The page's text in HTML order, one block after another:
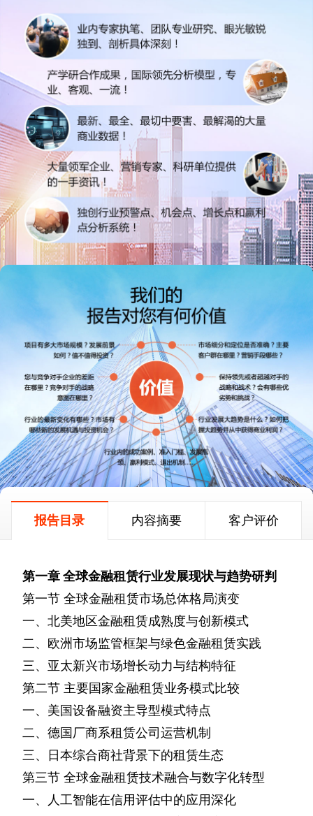
报告目录 内容摘要 客户评价
第一章全球金融租赁行业发展现状与趋势研判
第一节 全球金融租赁市场总体格局演变
一、北美地区金融租赁成熟度与创新模式
二、欧洲市场监管框架与绿色金融租赁实践
三、亚太新兴市场增长动力与结构特征
第二节 主要国家金融租赁业务模式比较
一、美国设备融资主导型模式特点
二、德国厂商系租赁公司运营机制
三、日本综合商社背景下的租赁生态
第三节 全球金融租赁技术融合与数字化转型
一、人工智能在信用评估中的应用深化